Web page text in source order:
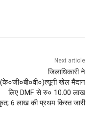
Next article
जिलाधिकारी ने
(के०जी०बी०वी०)त्यूनी खेल मैदान
लिए DMF से रु० 10.00 लाख
6 लाख की प्रथम किस्त जारी